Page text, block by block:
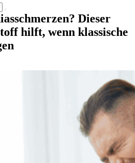
Dieser
hilft, wenn klassische